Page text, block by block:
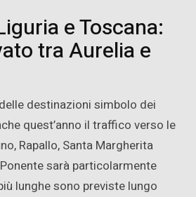
e Toscana:
tra Aurelia e
destinazioni simbolo dei
quest’anno il traffico verso le
Rapallo, Santa Margherita
sarà particolarmente
lunghe sono previste lungo